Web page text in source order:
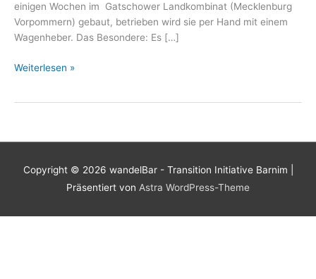
einigen Wochen im Gatschower Landkombinat (Mecklenburg
Vorpommern) gebaut, betrieben wird sie per Hand mit einem
Wagenheber. Das Besondere: Es […]
Saftpresse
Weiterlesen »
Copyright © 2026 wandelBar - Transition Initiative Barnim
Präsentiert von Astra WordPress-Theme